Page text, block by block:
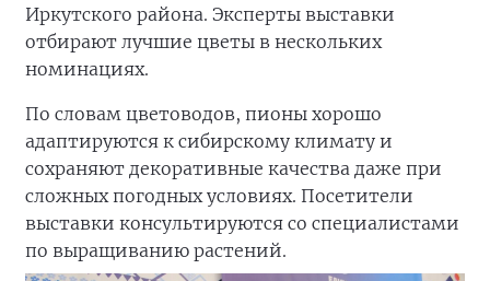
Иркутского района. Эксперты выставки
отбирают лучшие цветы в нескольких
номинациях.
По словам цветоводов, пионы хорошо
адаптируются к сибирскому климату и
сохраняют декоративные качества даже при
сложных погодных условиях. Посетители
выставки консультируются со специалистами
по выращиванию растений.